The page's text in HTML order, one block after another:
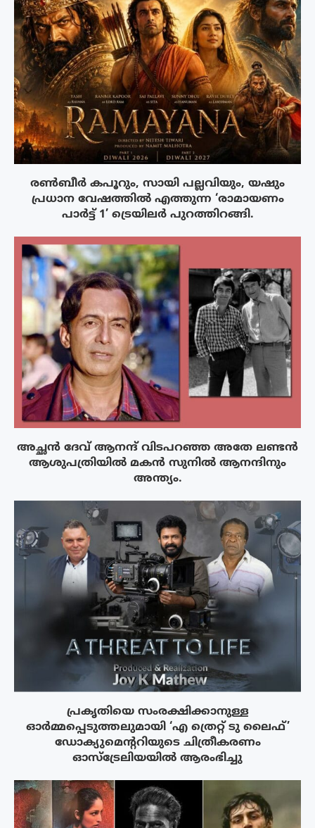
രൺബീർ കപൂറും, സായി പല്ലവിയും, യഷും
പ്രധാന വേഷത്തിൽ എത്തുന്ന ‘രാമായണം
പാർട്ട് 1’ ട്രെയിലർ പുറത്തിറങ്ങി.
അച്ഛൻ ദേവ് ആനന്ദ് വിടപറഞ്ഞ അതേ ലണ്ടൻ
ആശുപത്രിയിൽ മകൻ സുനിൽ ആനന്ദിനും
അന്ത്യം.
പ്രകൃതിയെ സംരക്ഷിക്കാനുള്ള
ഓർമ്മപ്പെടുത്തലുമായി ‘എ ത്രെറ്റ് ടു ലൈഫ്’
ഡോക്യുമെന്ററിയുടെ ചിത്രീകരണം
ഓസ്‌ട്രേലിയയിൽ ആരംഭിച്ചു